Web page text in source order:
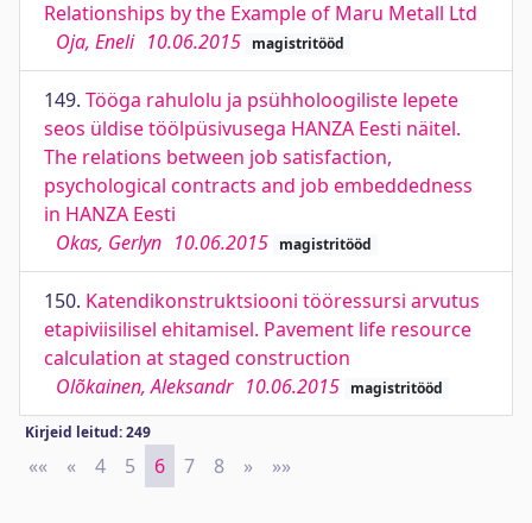
Relationships by the Example of Maru Metall Ltd
Oja, Eneli 10.06.2015 magistritööd
149. Tööga rahulolu ja psühholoogiliste lepete
seos üldise töölpüsivusega HANZA Eesti näitel.
The relations between job satisfaction,
psychological contracts and job embeddedness
in HANZA Eesti
Okas, Gerlyn 10.06.2015 magistritööd
150. Katendikonstruktsiooni tööressursi arvutus
etapiviisilisel ehitamisel. Pavement life resource
calculation at staged construction
Olõkainen, Aleksandr 10.06.2015 magistritööd
Kirjeid leitud: 249
«« First
« Previous
4 5 6 7 8 » Next
»»